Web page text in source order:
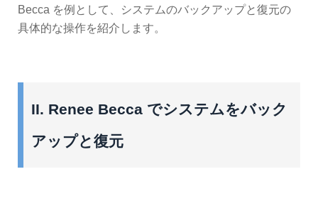
Becca を例として、システムのバックアップと復元の
具体的な操作を紹介します。
II. Renee Becca でシステムをバック
アップと復元